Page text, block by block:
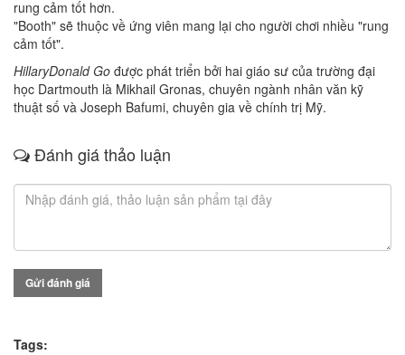
"Booth" sẽ thuộc về ứng viên mang lại cho người chơi nhiều "rung
cảm tốt".
HillaryDonald Go được phát triển bởi hai giáo sư của trường đại
học Dartmouth là Mikhail Gronas, chuyên ngành nhân văn kỹ
thuật số và Joseph Bafumi, chuyên gia về chính trị Mỹ.
Đánh giá thảo luận
Gửi đánh giá
Tags: